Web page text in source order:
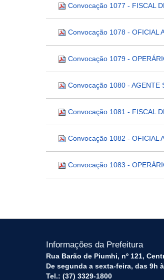
Convocação 1077 - FISCAL
Convocação 1078 - OFICIAL
Convocação 1079 -
Convocação 1080 - AGENTE
Convocação 1081 - FISCAL
Convocação 1082 - OFICIAL
Convocação 1083 -
Informações da Prefeitura
Rua Barão de Piumhi, nº 121,
De segunda a sexta-feira, das 9h
Tel.: (37) 3329-1800